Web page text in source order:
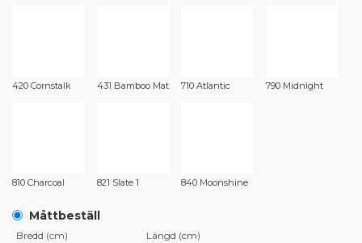
420 Cornstalk 431 Bamboo Mat 710 Atlantic 790 Midnight
810 Charcoal 821 Slate 1 840 Moonshine
Måttbeställ
Bredd (cm) Längd (cm)